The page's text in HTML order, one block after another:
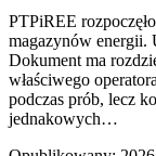
PTPiREE
magazynów energii.
Dokument ma
właściwego
podczas prób, lecz
jednakowych…